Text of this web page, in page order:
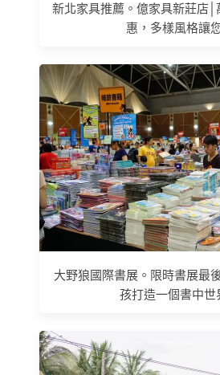
新北家具推薦。億家具新莊店
惠，多樣風格讓
大野狼國際書展。限時書展最
孩打造一個書中世